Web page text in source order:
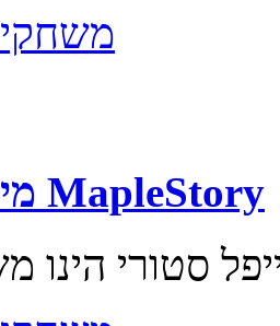
מייפל סטורי MapleStory